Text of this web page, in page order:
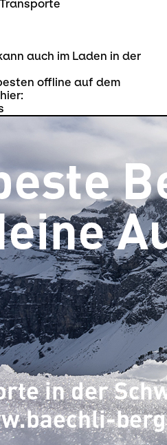
auch im Laden in der
offline auf dem